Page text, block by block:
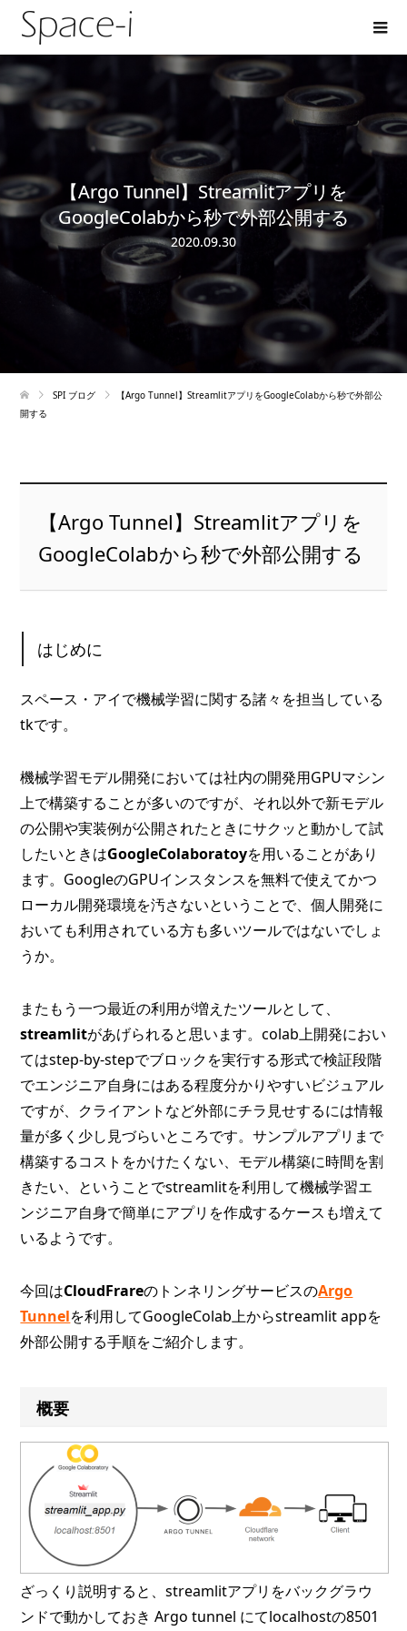
【Argo Tunnel】Streamlitアプリを
GoogleColabから秒で外部公開する
2020.09.30
SPI ブログ
【Argo Tunnel】StreamlitアプリをGoogleColabから秒で外部公
開する
【Argo Tunnel】Streamlitアプリを
GoogleColabから秒で外部公開する
はじめに
スペース・アイで機械学習に関する諸々を担当している
tkです。
機械学習モデル開発においては社内の開発用GPUマシン
上で構築することが多いのですが、それ以外で新モデル
の公開や実装例が公開されたときにサクッと動かして試
したいときはGoogleColaboratoyを用いることがあり
ます。GoogleのGPUインスタンスを無料で使えてかつ
ローカル開発環境を汚さないということで、個人開発に
おいても利用されている方も多いツールではないでしょ
うか。
またもう一つ最近の利用が増えたツールとして、
streamlitがあげられると思います。colab上開発におい
てはstep-by-stepでブロックを実行する形式で検証段階
でエンジニア自身にはある程度分かりやすいビジュアル
ですが、クライアントなど外部にチラ見せするには情報
量が多く少し見づらいところです。サンプルアプリまで
構築するコストをかけたくない、モデル構築に時間を割
きたい、ということでstreamlitを利用して機械学習エ
ンジニア自身で簡単にアプリを作成するケースも増えて
いるようです。
今回はCloudFrareのトンネリングサービスのArgo
Tunnelを利用してGoogleColab上からstreamlit appを
外部公開する手順をご紹介します。
概要
ざっくり説明すると、streamlitアプリをバックグラウ
ンドで動かしておき Argo tunnel にてlocalhostの8501